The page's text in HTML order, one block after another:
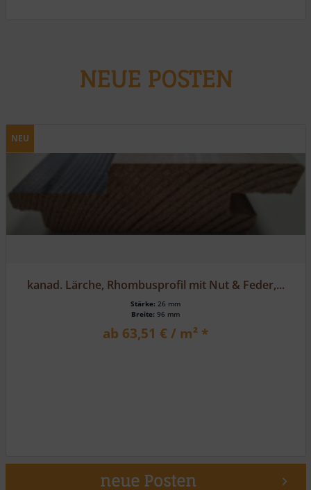
NEU
kanad. Lärche, Rhombusprofil mit Nut & Feder,...
Stärke: 27 mm
Breite: 96 mm
ab 74,27 € / m² *
neue Posten
NEUE POSTEN